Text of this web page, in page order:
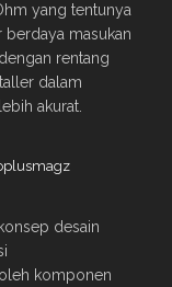
yang tentunya
masukan
rentang
dalam
akurat.
desain
komponen